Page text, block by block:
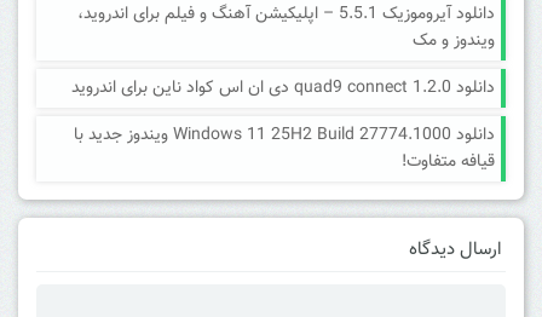
دانلود آیروموزیک 5.5.1 – اپلیکیشن آهنگ و فیلم برای اندروید،
ویندوز و مک
دانلود quad9 connect 1.2.0 دی ان اس کواد ناین برای اندروید
دانلود Windows 11 25H2 Build 27774.1000 ویندوز جدید با
قیافه متفاوت!
ارسال دیدگاه